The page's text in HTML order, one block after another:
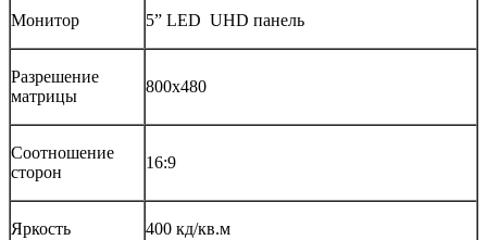
Монитор 5” LED UHD панель
Разрешение
матрицы
800х480
Соотношение
сторон
16:9
Яркость 400 кд/кв.м